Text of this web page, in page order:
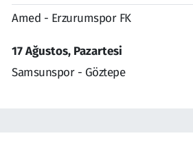
Amed - Erzurumspor FK
17 Ağustos, Pazartesi
Samsunspor - Göztepe